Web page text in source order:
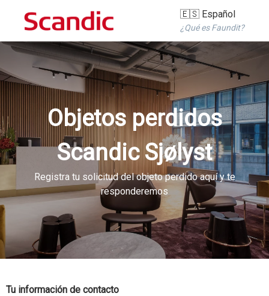
🇪🇸 Español
¿Qué es Faundit?
Objetos perdidos
Scandic Sjølyst
Registra tu solicitud del objeto perdido aquí y te
responderemos
Tu información de contacto